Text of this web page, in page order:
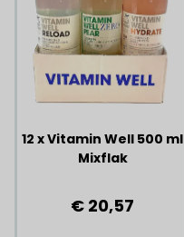
12 x Vitamin Well 500 ml
Mixflak
€ 20,57